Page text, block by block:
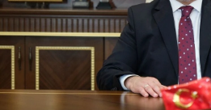
Mecitözü
Oğuzlar